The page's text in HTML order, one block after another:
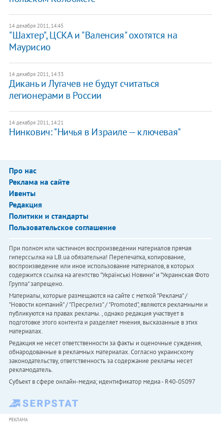
14 декабря 2011, 14:45
"Шахтер", ЦСКА и "Валенсия" охотятся на
Маурисио
14 декабря 2011, 14:33
Дикань и Лугачев не будут считаться
легионерами в России
14 декабря 2011, 14:21
Нинкович: "Ничья в Израиле — ключевая"
Про нас
Реклама на сайте
Ивенты
Редакция
Политики и стандарты
Пользовательское соглашение
При полном или частичном воспроизведении материалов прямая
гиперссылка на LB.ua обязательна! Перепечатка, копирование,
воспроизведение или иное использование материалов, в которых
содержится ссылка на агентство "Українськi Новини" и "Украинская Фото
Группа" запрещено.
Материалы, которые размещаются на сайте с меткой "Реклама" /
"Новости компаний" / "Пресрелиз" / "Promoted", являются рекламными и
публикуются на правах рекламы. , однако редакция участвует в
подготовке этого контента и разделяет мнения, высказанные в этих
материалах.
Редакция не несет ответственности за факты и оценочные суждения,
обнародованные в рекламных материалах. Согласно украинскому
законодательству, ответственность за содержание рекламы несет
рекламодатель.
Субъект в сфере онлайн-медиа; идентификатор медиа - R40-05097
РЕКЛАМА